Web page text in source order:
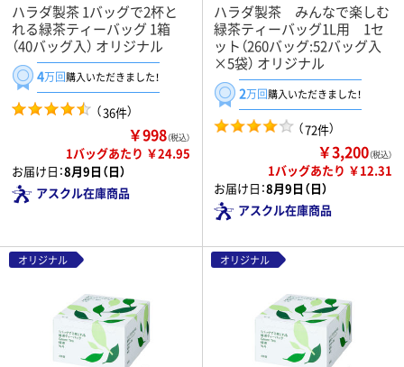
ハラダ製茶 1バッグで2杯と
れる緑茶ティーバッグ 1箱
（40バッグ入） オリジナル
4万回購入いただきました！
（36件）
￥998（税込）
1バッグあたり ￥24.95
お届け日：8月9日（日）
アスクル在庫商品
ハラダ製茶 みんなで楽しむ
緑茶ティーバッグ1L用 1セ
ット（260バッグ:52バッグ入
×5袋） オリジナル
2万回購入いただきました！
（72件）
￥3,200（税込）
1バッグあたり ￥12.31
お届け日：8月9日（日）
アスクル在庫商品
オリジナル オリジナル